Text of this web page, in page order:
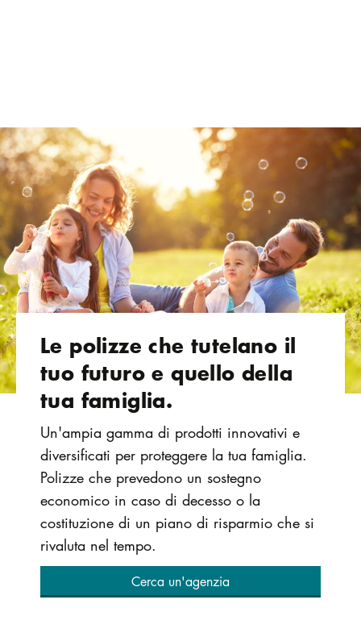
Le polizze che tutelano il
tuo futuro e quello della
tua famiglia.
Un'ampia gamma di prodotti innovativi e
diversificati per proteggere la tua famiglia.
Polizze che prevedono un sostegno
economico in caso di decesso o la
costituzione di un piano di risparmio che si
rivaluta nel tempo.
Cerca un'agenzia